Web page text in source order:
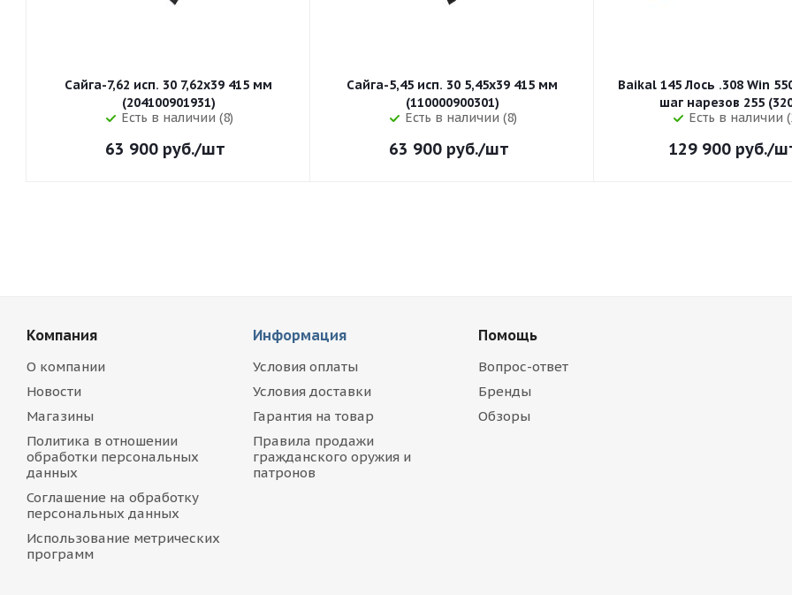
Сайга-7,62 исп. 30 7,62x39 415 мм
(204100901931)
Есть в наличии (8)
63 900 руб./шт
Сайга-5,45 исп. 30 5,45x39 415 мм
(110000900301)
Есть в наличии (8)
63 900 руб./шт
Baikal 145 Лось .308 Win
шаг
Есть в наличии
129 900руб./
Компания
О компании
Новости
Магазины
Политика в отношении
обработки персональных
данных
Соглашение на обработку
персональных данных
Использование метрических
программ
Информация
Условия оплаты
Условия доставки
Гарантия на товар
Правила продажи
гражданского оружия и
патронов
Помощь
Вопрос-ответ
Бренды
Обзоры